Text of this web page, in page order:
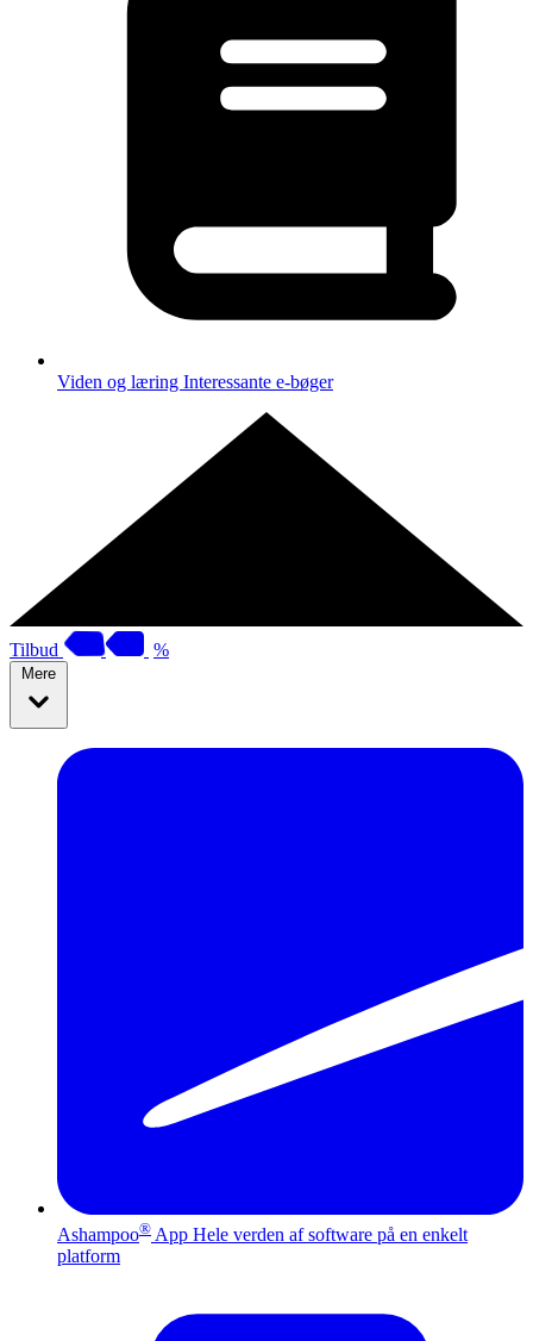
Viden og læring Interessante e-bøger
Tilbud %
Mere
Ashampoo® App Hele verden af software på en enkelt
platform